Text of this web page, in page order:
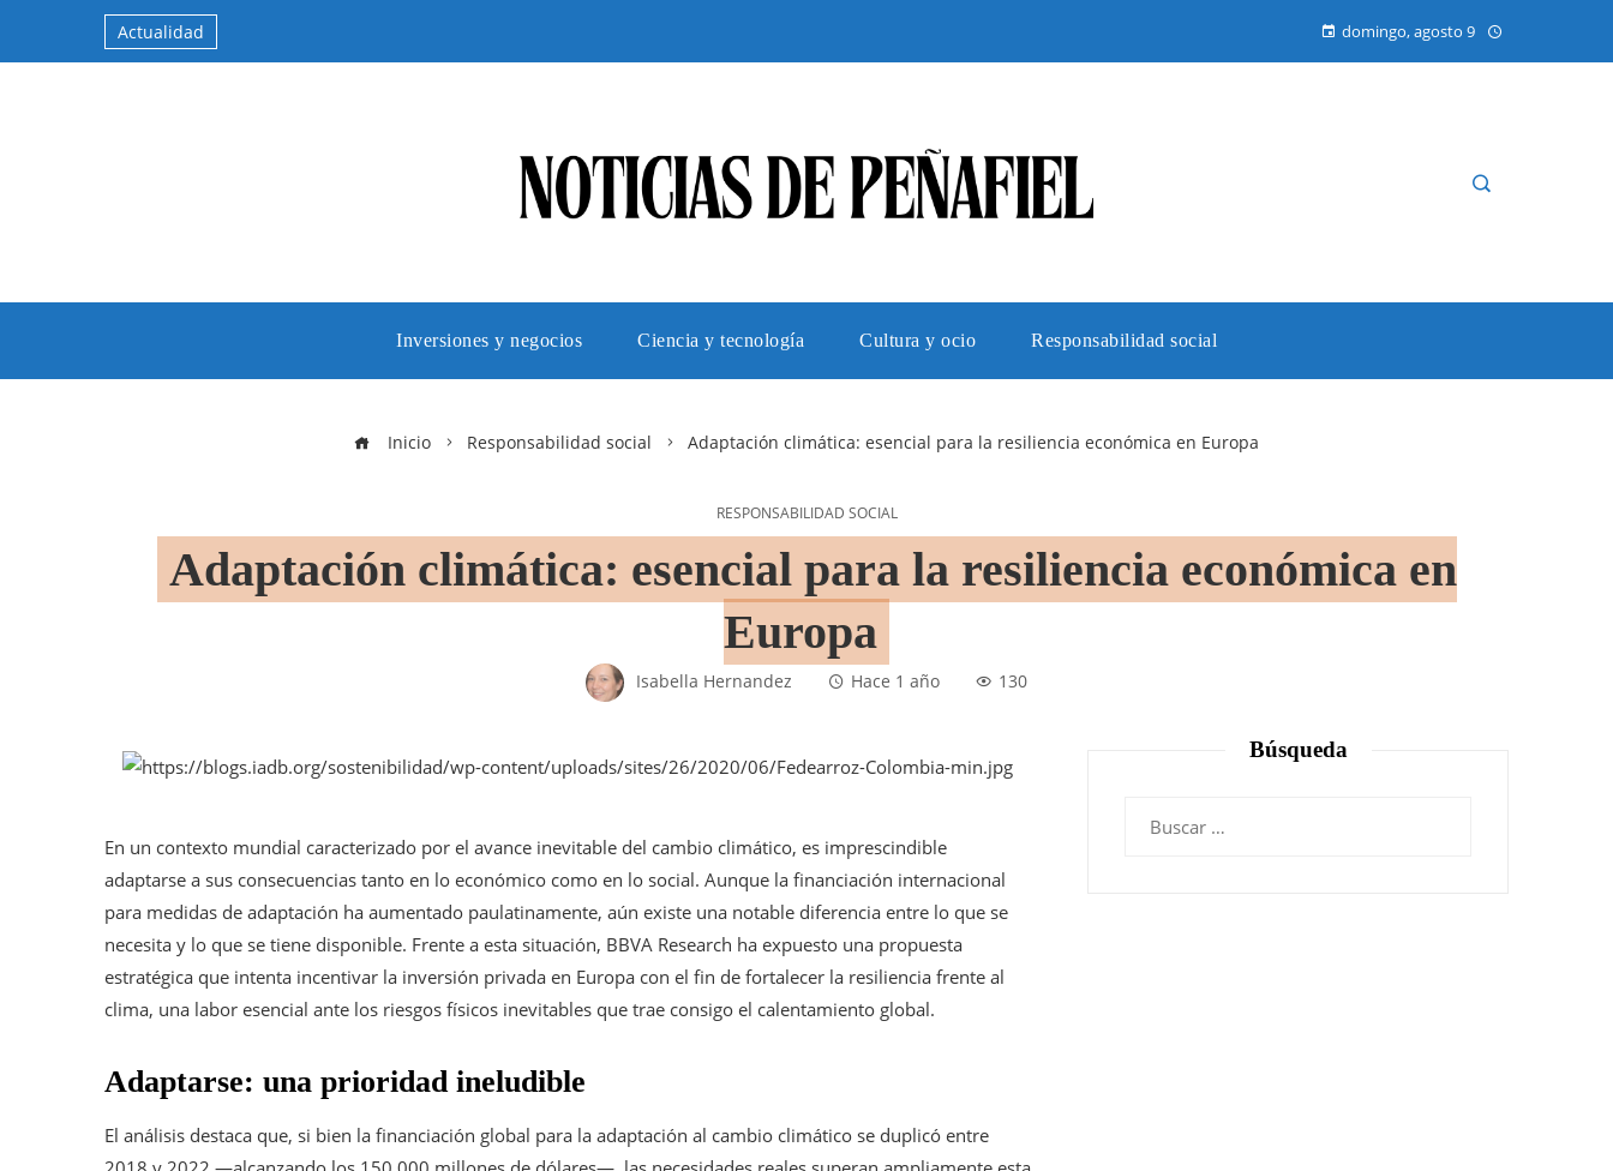
Actualidad domingo, agosto 9
Inversiones y negocios Ciencia y tecnología Cultura y ocio Responsabilidad social
Inicio Responsabilidad social Adaptación climática: esencial para la resiliencia económica en Europa
RESPONSABILIDAD SOCIAL
Adaptación climática: esencial para la resiliencia económica en
Europa
Isabella Hernandez Hace 1 año 130
En un contexto mundial caracterizado por el avance inevitable del cambio climático, es imprescindible
adaptarse a sus consecuencias tanto en lo económico como en lo social. Aunque la financiación internacional
para medidas de adaptación ha aumentado paulatinamente, aún existe una notable diferencia entre lo que se
necesita y lo que se tiene disponible. Frente a esta situación, BBVA Research ha expuesto una propuesta
estratégica que intenta incentivar la inversión privada en Europa con el fin de fortalecer la resiliencia frente al
clima, una labor esencial ante los riesgos físicos inevitables que trae consigo el calentamiento global.
Adaptarse: una prioridad ineludible
El análisis destaca que, si bien la financiación global para la adaptación al cambio climático se duplicó entre
Búsqueda